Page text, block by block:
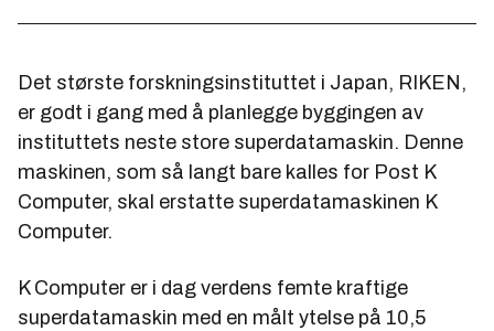
Det største forskningsinstituttet i Japan, RIKEN,
er godt i gang med å planlegge byggingen av
instituttets neste store superdatamaskin. Denne
maskinen, som så langt bare kalles for Post K
Computer, skal erstatte superdatamaskinen K
Computer.
K Computer er i dag verdens femte kraftige
superdatamaskin med en målt ytelse på 10,5